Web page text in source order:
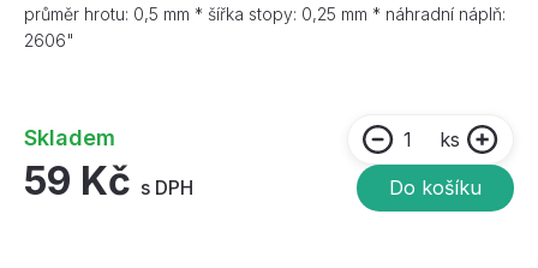
průměr hrotu: 0,5 mm * šířka stopy: 0,25 mm * náhradní náplň:
2606"
Skladem
59 Kč s DPH
ks
Do košíku